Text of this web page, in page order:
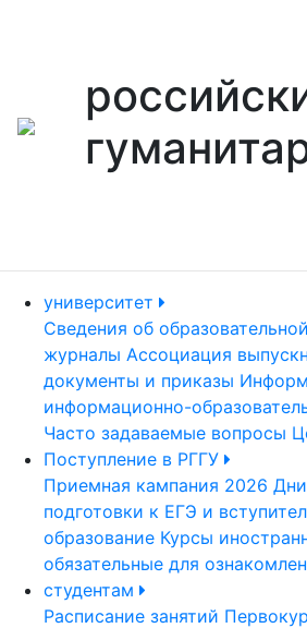
университет
Сведения об
журналы Ассоциация
документы и приказы
информационно-
Часто задаваемые вопросы
Поступление в РГГУ
Приемная кампания 2026
подготовки к ЕГЭ и
образование Курсы
обязательные для
студентам
Расписание занятий